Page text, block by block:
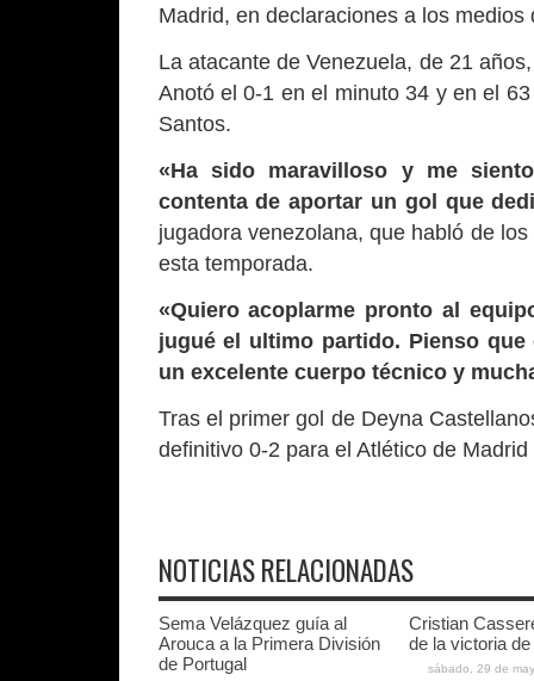
Madrid, en declaraciones a los
La atacante de Venezuela, de 21
Anotó el 0-1 en el minuto 34 y en el
Santos.
«Ha sido maravilloso y me
contenta de aportar un gol que
jugadora venezolana, que habló de
esta temporada.
«Quiero acoplarme pronto al
jugué el ultimo partido. Pienso
un excelente cuerpo técnico y
Tras el primer gol de Deyna
definitivo 0-2 para el Atlético de
NOTICIAS RELACIONADAS
Sema Velázquez guía al
Arouca a la Primera División
de Portugal
Cristian
de la victoria
sábado, 29 de